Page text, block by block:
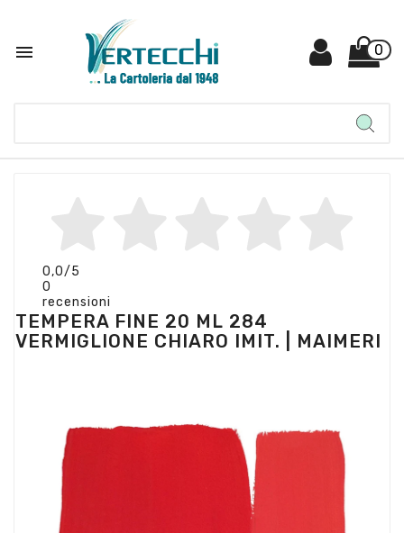
 0
0,0/5
0
recensioni
TEMPERA FINE 20 ML 284
VERMIGLIONE CHIARO IMIT. | MAIMERI